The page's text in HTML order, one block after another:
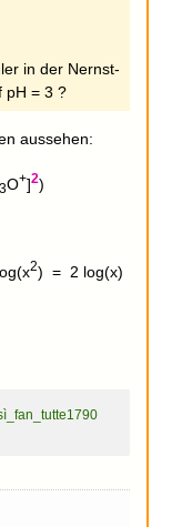
in der Nernst-
pH = 3 ?
aussehen:
3O+]2)
2) = 2 log(x)